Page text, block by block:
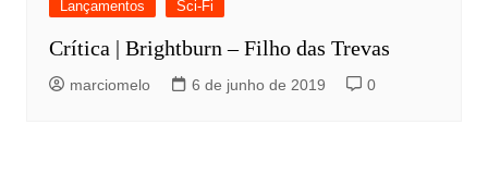
Lançamentos
Sci-Fi
Crítica | Brightburn – Filho das Trevas
marciomelo 6 de junho de 2019 0